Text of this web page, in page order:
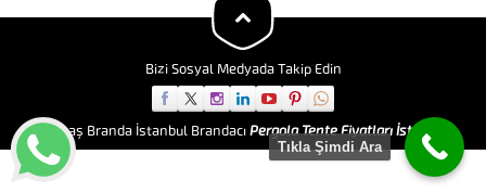
Bizi Sosyal Medyada Takip Edin
Göktaş Branda İstanbul Brandacı Pergola Tente Fiyatları İstanbul
Tıkla Şimdi Ara